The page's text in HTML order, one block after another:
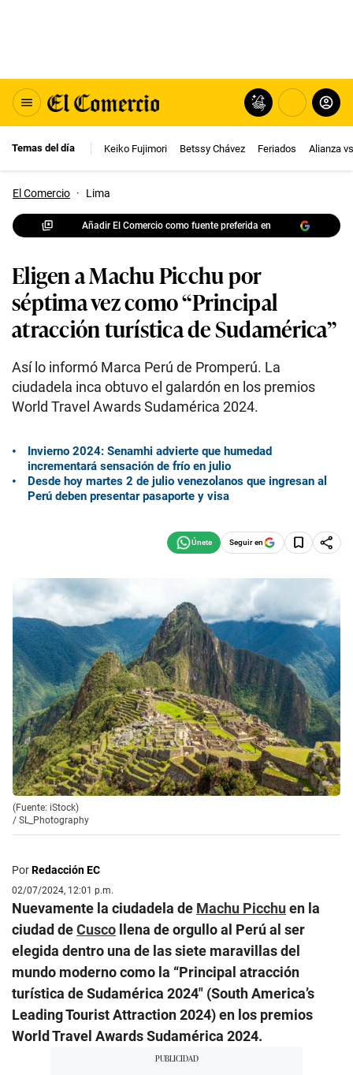
Temas del día Keiko Fujimori Betssy Chávez Feriados Alianza
El Comercio · Lima
Añadir El Comercio como fuente preferida en
Eligen a Machu Picchu por
séptima vez como “Principal
atracción turística de Sudamérica”
Así lo informó Marca Perú de Promperú. La
ciudadela inca obtuvo el galardón en los premios
World Travel Awards Sudamérica 2024.
Invierno 2024: Senamhi advierte que humedad
incrementará sensación de frío en julio
Desde hoy martes 2 de julio venezolanos que ingresan al
Perú deben presentar pasaporte y visa
Seguir en
(Fuente: iStock)
/ SL_Photography
PorRedacción EC
02/07/2024, 12:01 p.m.
Nuevamente la ciudadela de Machu Picchuen la
ciudad deCusco llena de orgullo al Perú al ser
elegida dentro una de las siete maravillas del
mundo moderno como la “Principal atracción
turística de Sudamérica 2024″ (South America’s
Leading Tourist Attraction 2024) en los premios
World Travel Awards Sudamérica 2024.